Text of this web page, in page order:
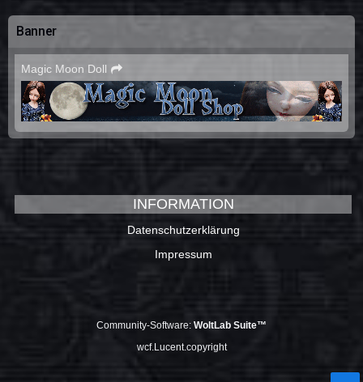
Banner
Magic Moon Doll
INFORMATION
Datenschutzerklärung
Impressum
Community-Software: WoltLab Suite™
wcf.Lucent.copyright